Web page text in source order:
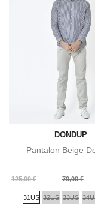
DONDUP
Pantalon Beige
125,00 €
Prix
base
70,00 €
Prix
31US 32US 33US